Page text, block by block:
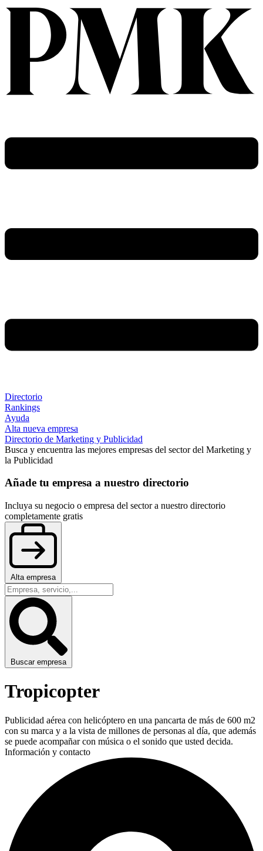
Directorio
Rankings
Ayuda
Alta nueva empresa
Directorio de Marketing y Publicidad
Busca y encuentra las mejores empresas del sector del Marketing y
la Publicidad
Añade tu empresa a nuestro directorio
Incluya su negocio o empresa del sector a nuestro directorio
completamente gratis
Alta empresa
Buscar empresa
Tropicopter
Publicidad aérea con helicóptero en una pancarta de más de 600 m2
con su marca y a la vista de millones de personas al día, que además
se puede acompañar con música o el sonido que usted decida.
Información y contacto